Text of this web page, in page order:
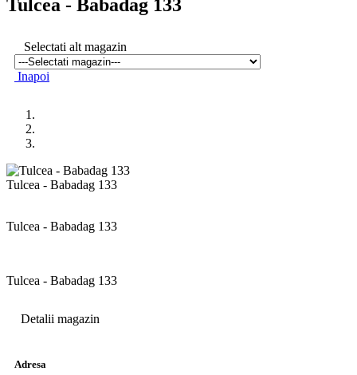
Tulcea - Babadag 133
Selectati alt magazin
Inapoi
Tulcea - Babadag 133
Tulcea - Babadag 133
Tulcea - Babadag 133
Detalii magazin
Adresa